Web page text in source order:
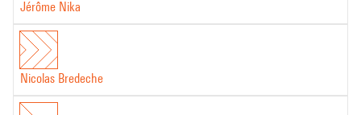
Jérôme Nika
Nicolas Bredeche